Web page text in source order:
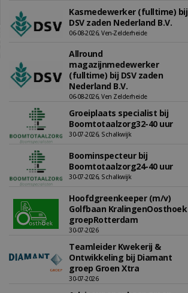
Kasmedewerker (fulltime) bij
DSV zaden Nederland B.V.
06-08-2026, Ven-Zelderheide
Allround
magazijnmedewerker
(fulltime) bij DSV zaden
Nederland B.V.
06-08-2026, Ven Zelderheide
Groeiplaats specialist bij
Boomtotaalzorg32-40 uur
30-07-2026, Schalkwijk
Boominspecteur bij
Boomtotaalzorg24-40 uur
30-07-2026, Schalkwijk
Hoofdgreenkeeper (m/v)
Golfbaan KralingenOosthoek
groepRotterdam
30-07-2026
Teamleider Kwekerij &
Ontwikkeling bij Diamant
groep Groen Xtra
30-07-2026